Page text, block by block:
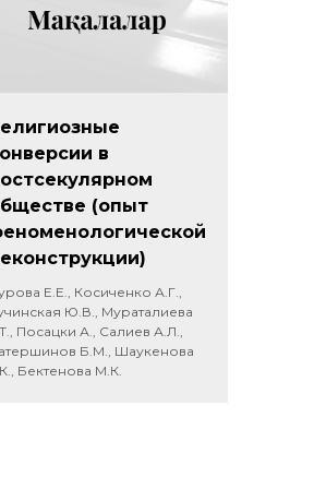
в
(опыт
Е.Е., Косиченко А.Г.,
Ю.В., Мураталиева
Посацки А., Салиев А.Л.,
Б.М., Шаукенова
Бектенова М.К.